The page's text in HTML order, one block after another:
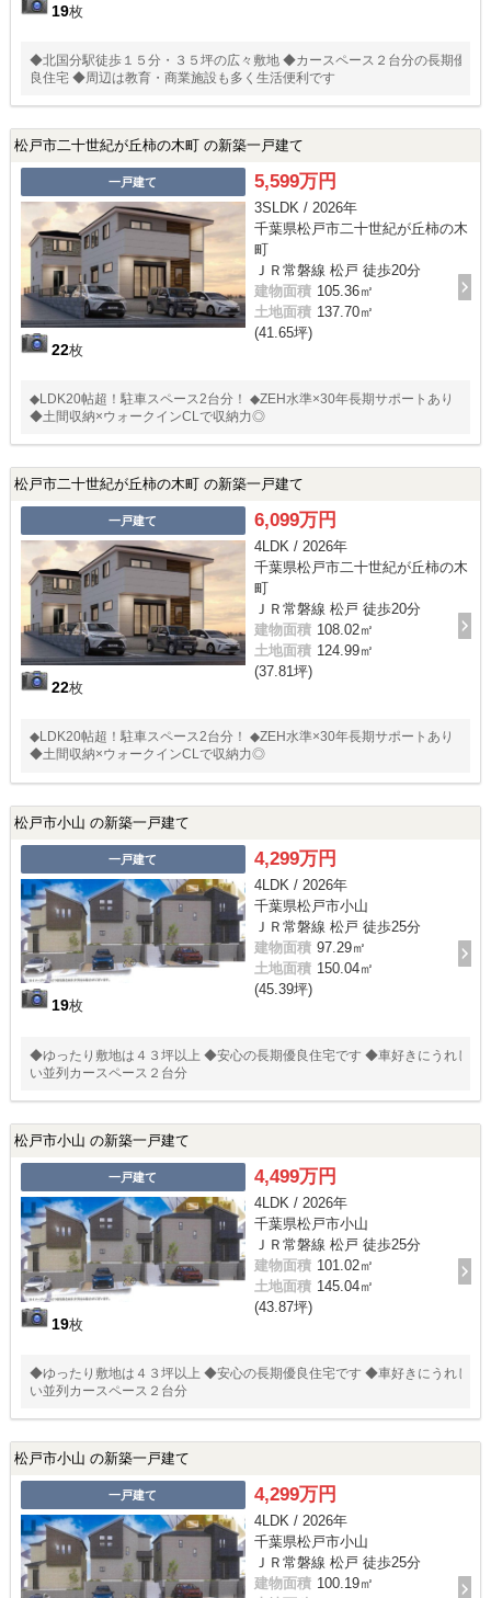
19枚
◆北国分駅徒歩１５分・３５坪の広々敷地 ◆カースペース２台分の長期優
良住宅 ◆周辺は教育・商業施設も多く生活便利です
松戸市二十世紀が丘柿の木町 の新築一戸建て
一戸建て
22枚
5,599万円
3SLDK / 2026年
千葉県松戸市二十世紀が丘柿の木
町
ＪＲ常磐線 松戸 徒歩20分
建物面積 105.36㎡
土地面積 137.70㎡
(41.65坪)
◆LDK20帖超！駐車スペース2台分！ ◆ZEH水準×30年長期サポートあり
◆土間収納×ウォークインCLで収納力◎
松戸市二十世紀が丘柿の木町 の新築一戸建て
一戸建て
22枚
6,099万円
4LDK / 2026年
千葉県松戸市二十世紀が丘柿の木
町
ＪＲ常磐線 松戸 徒歩20分
建物面積 108.02㎡
土地面積 124.99㎡
(37.81坪)
◆LDK20帖超！駐車スペース2台分！ ◆ZEH水準×30年長期サポートあり
◆土間収納×ウォークインCLで収納力◎
松戸市小山 の新築一戸建て
一戸建て
19枚
4,299万円
4LDK / 2026年
千葉県松戸市小山
ＪＲ常磐線 松戸 徒歩25分
建物面積 97.29㎡
土地面積 150.04㎡
(45.39坪)
◆ゆったり敷地は４３坪以上 ◆安心の長期優良住宅です ◆車好きにうれし
い並列カースペース２台分
松戸市小山 の新築一戸建て
一戸建て
19枚
4,499万円
4LDK / 2026年
千葉県松戸市小山
ＪＲ常磐線 松戸 徒歩25分
建物面積 101.02㎡
土地面積 145.04㎡
(43.87坪)
◆ゆったり敷地は４３坪以上 ◆安心の長期優良住宅です ◆車好きにうれし
い並列カースペース２台分
松戸市小山 の新築一戸建て
一戸建て 4,299万円
4LDK / 2026年
千葉県松戸市小山
ＪＲ常磐線 松戸 徒歩25分
建物面積 100.19㎡